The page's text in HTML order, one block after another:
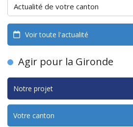
Voir toute l'actualité
Agir pour la Gironde
Notre projet
Votre canton